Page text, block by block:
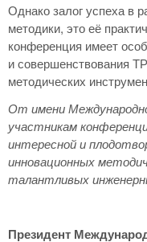
Однако залог успеха в
методики, это её
конференция имеет
и совершенствования
методических
От имени
участникам
интересной и
инновационных
талантливых
Президент